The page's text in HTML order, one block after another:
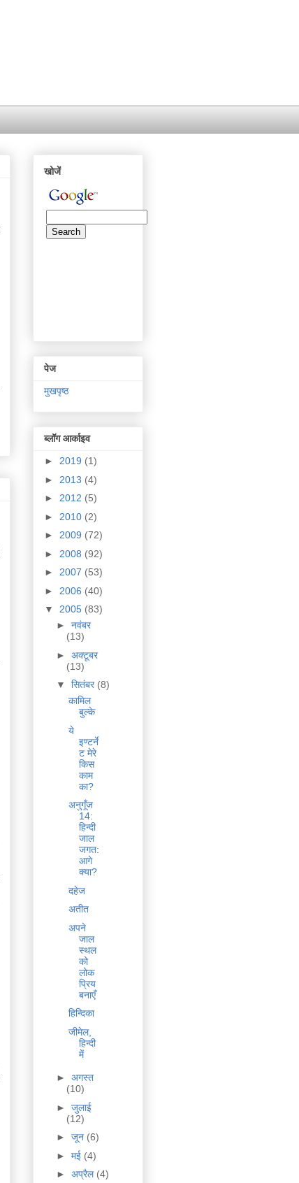
खोजें
पेज
मुखपृष्ठ
ब्लॉग आर्काइव
► 2019 (1)
► 2013 (4)
► 2012 (5)
► 2010 (2)
► 2009 (72)
► 2008 (92)
► 2007 (53)
► 2006 (40)
▼ 2005 (83)
► नवंबर
(13)
► अक्टूबर
(13)
▼ सितंबर (8)
कामिल
बुल्के
ये
इण्टर्ने
ट मेरे
किस
काम
का?
अनुगूँज
14:
हिन्दी
जाल
जगत:
आगे
क्या?
दहेज
अतीत
अपने
जाल
स्थल
को
लोक
प्रिय
बनाएँ
हिन्दिका
जीमेल,
हिन्दी
में
► अगस्त
(10)
► जुलाई
(12)
► जून (6)
► मई (4)
► अप्रैल (4)